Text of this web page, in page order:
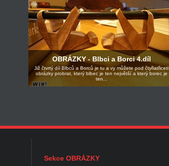
OBRÁZKY - Blbci a Borci 4.díl
Již čtvrtý díl Blbců a Borců je tu a vy můžete pod čtyřiatřiceti
obrázky probrat, který blbec je ten největší a který borec je
ten...
Sekce OBRÁZKY